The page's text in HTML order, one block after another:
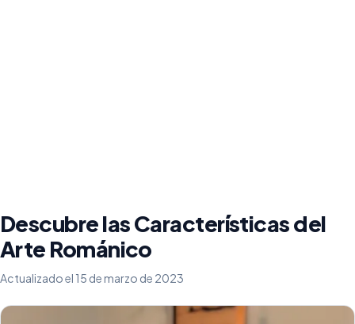
Descubre las Características del
Arte Románico
Actualizado el 15 de marzo de 2023